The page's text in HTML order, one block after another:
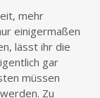
mehr
einigermaßen
lässt ihr die
gar
müssen
Zu